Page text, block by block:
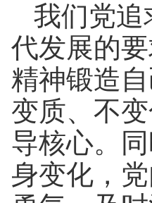
我们党追
代发展的
精神锻造
变质、不
导核心。
身变化，